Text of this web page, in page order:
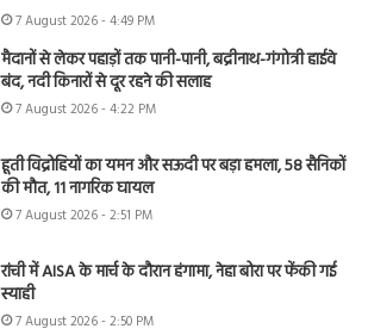
7 August 2026 - 4:49 PM
मैदानों से लेकर पहाड़ों तक पानी-पानी, बद्रीनाथ-गंगोत्री हाईवे
बंद, नदी किनारों से दूर रहने की सलाह
7 August 2026 - 4:22 PM
हूती विद्रोहियों का यमन और सऊदी पर बड़ा हमला, 58 सैनिकों
की मौत, 11 नागरिक घायल
7 August 2026 - 2:51 PM
रांची में AISA के मार्च के दौरान हंगामा, नेहा बोरा पर फेंकी गई
स्याही
7 August 2026 - 2:50 PM